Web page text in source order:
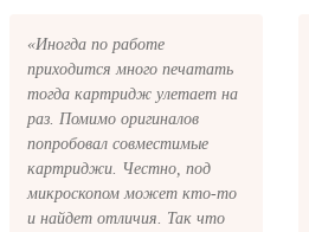
чтобы оформить
получили письмо с копией
пожалуйста, свяжитесь с
обратная связь, или
«Иногда по работе
приходится много печатать
тогда картридж улетает на
раз. Помимо оригиналов
попробовал совместимые
картриджи. Честно, под
микроскопом может кто-то
и найдет отличия. Так что